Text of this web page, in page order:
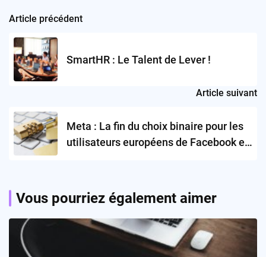
Post
navigation
Article précédent
SmartHR : Le Talent de Lever !
Article suivant
Meta : La fin du choix binaire pour les
utilisateurs européens de Facebook et
Vous pourriez également aimer